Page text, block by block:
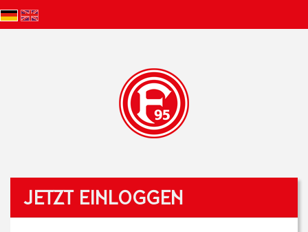
JETZT EINLOGGEN